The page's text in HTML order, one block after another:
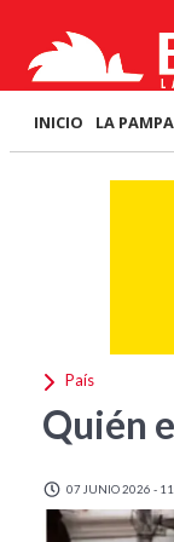
INICIO LA PAMPA
País
Quién
07 JUNIO 2026 -